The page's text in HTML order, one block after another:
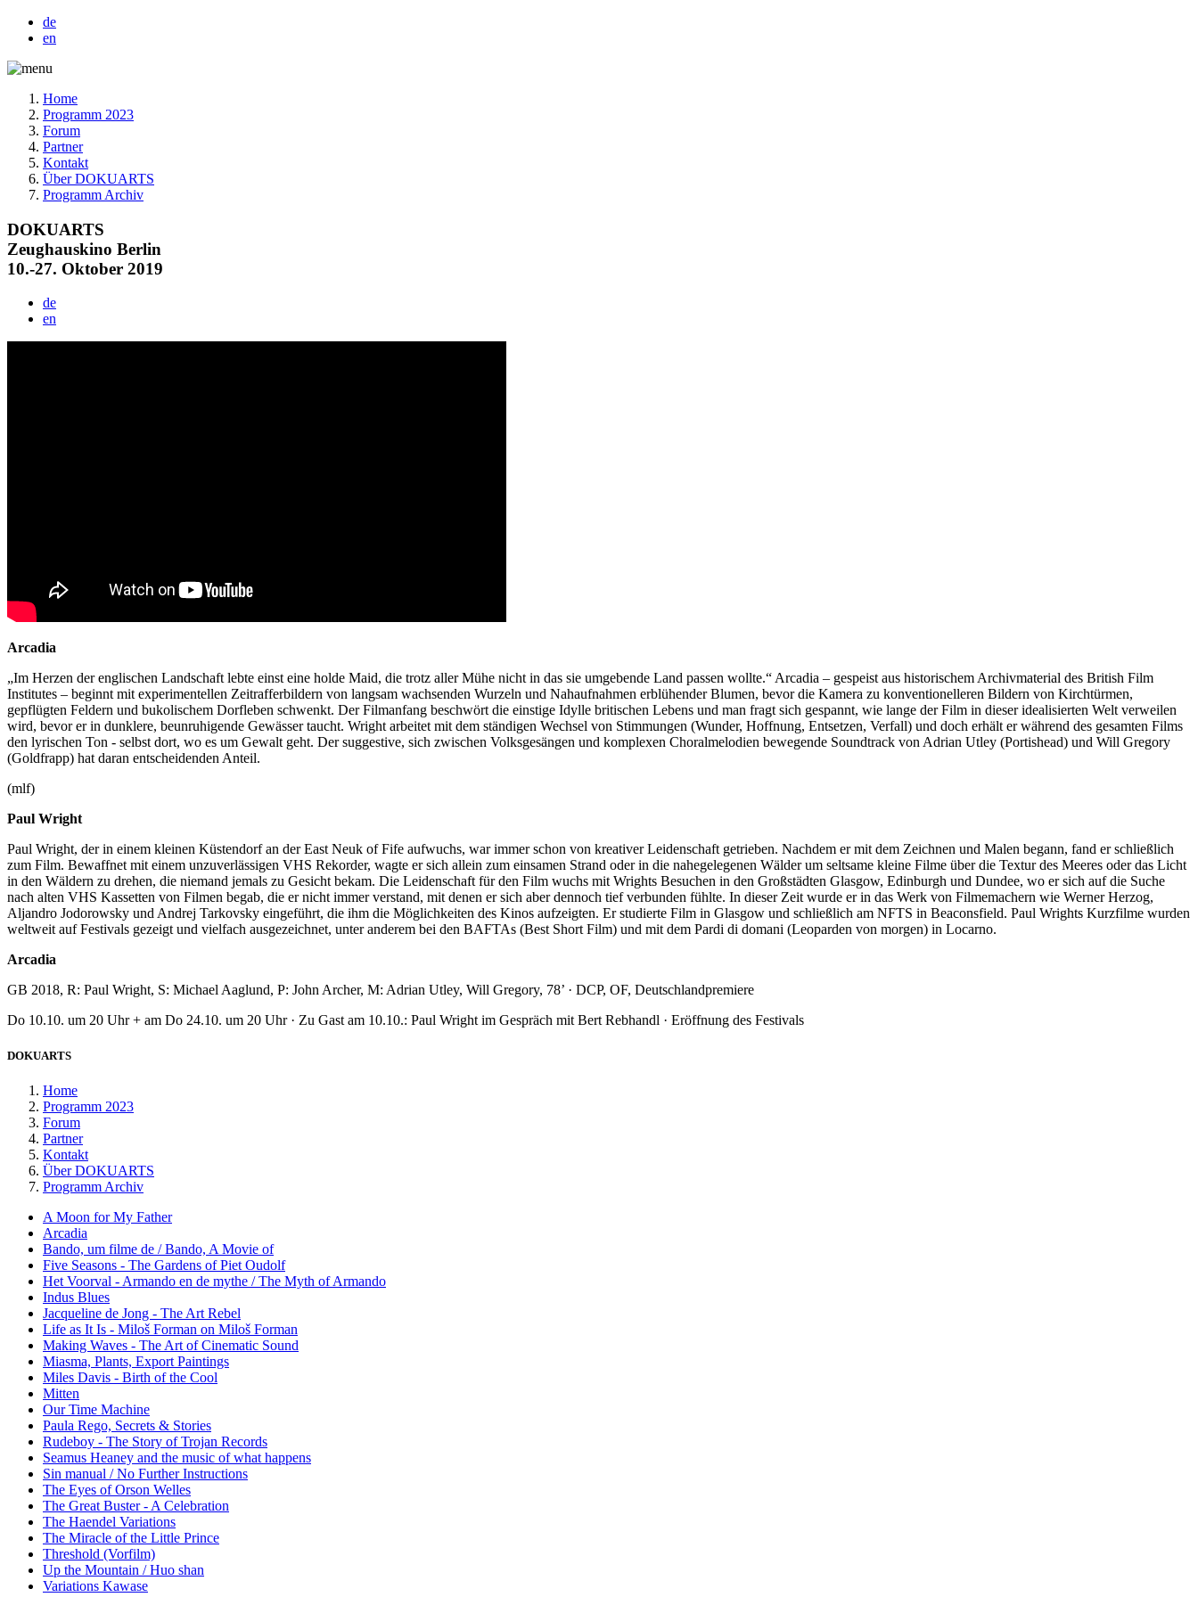
de
en
Home
Programm 2023
Forum
Partner
Kontakt
Über DOKUARTS
Programm Archiv
DOKUARTS
Zeughauskino Berlin
10.-27. Oktober 2019
de
en
Arcadia
„Im Herzen der englischen Landschaft lebte einst eine holde Maid, die trotz aller Mühe nicht in das sie umgebende Land passen wollte.“ Arcadia – gespeist aus historischem Archivmaterial des British Film
Institutes – beginnt mit experimentellen Zeitrafferbildern von langsam wachsenden Wurzeln und Nahaufnahmen erblühender Blumen, bevor die Kamera zu konventionelleren Bildern von Kirchtürmen,
gepflügten Feldern und bukolischem Dorfleben schwenkt. Der Filmanfang beschwört die einstige Idylle britischen Lebens und man fragt sich gespannt, wie lange der Film in dieser idealisierten Welt verweilen
wird, bevor er in dunklere, beunruhigende Gewässer taucht. Wright arbeitet mit dem ständigen Wechsel von Stimmungen (Wunder, Hoffnung, Entsetzen, Verfall) und doch erhält er während des gesamten Films
den lyrischen Ton - selbst dort, wo es um Gewalt geht. Der suggestive, sich zwischen Volksgesängen und komplexen Choralmelodien bewegende Soundtrack von Adrian Utley (Portishead) und Will Gregory
(Goldfrapp) hat daran entscheidenden Anteil.
(mlf)
Paul Wright
Paul Wright, der in einem kleinen Küstendorf an der East Neuk of Fife aufwuchs, war immer schon von kreativer Leidenschaft getrieben. Nachdem er mit dem Zeichnen und Malen begann, fand er schließlich
zum Film. Bewaffnet mit einem unzuverlässigen VHS Rekorder, wagte er sich allein zum einsamen Strand oder in die nahegelegenen Wälder um seltsame kleine Filme über die Textur des Meeres oder das Licht
in den Wäldern zu drehen, die niemand jemals zu Gesicht bekam. Die Leidenschaft für den Film wuchs mit Wrights Besuchen in den Großstädten Glasgow, Edinburgh und Dundee, wo er sich auf die Suche
nach alten VHS Kassetten von Filmen begab, die er nicht immer verstand, mit denen er sich aber dennoch tief verbunden fühlte. In dieser Zeit wurde er in das Werk von Filmemachern wie Werner Herzog,
Aljandro Jodorowsky und Andrej Tarkovsky eingeführt, die ihm die Möglichkeiten des Kinos aufzeigten. Er studierte Film in Glasgow und schließlich am NFTS in Beaconsfield. Paul Wrights Kurzfilme wurden
weltweit auf Festivals gezeigt und vielfach ausgezeichnet, unter anderem bei den BAFTAs (Best Short Film) und mit dem Pardi di domani (Leoparden von morgen) in Locarno.
Arcadia
GB 2018, R: Paul Wright, S: Michael Aaglund, P: John Archer, M: Adrian Utley, Will Gregory, 78’ · DCP, OF, Deutschlandpremiere
Do 10.10. um 20 Uhr + am Do 24.10. um 20 Uhr · Zu Gast am 10.10.: Paul Wright im Gespräch mit Bert Rebhandl · Eröffnung des Festivals
DOKUARTS
Home
Programm 2023
Forum
Partner
Kontakt
Über DOKUARTS
Programm Archiv
A Moon for My Father
Arcadia
Bando, um filme de / Bando, A Movie of
Five Seasons - The Gardens of Piet Oudolf
Het Voorval - Armando en de mythe / The Myth of Armando
Indus Blues
Jacqueline de Jong - The Art Rebel
Life as It Is - Miloš Forman on Miloš Forman
Making Waves - The Art of Cinematic Sound
Miasma, Plants, Export Paintings
Miles Davis - Birth of the Cool
Mitten
Our Time Machine
Paula Rego, Secrets & Stories
Rudeboy - The Story of Trojan Records
Seamus Heaney and the music of what happens
Sin manual / No Further Instructions
The Eyes of Orson Welles
The Great Buster - A Celebration
The Haendel Variations
The Miracle of the Little Prince
Threshold (Vorfilm)
Up the Mountain / Huo shan
Variations Kawase